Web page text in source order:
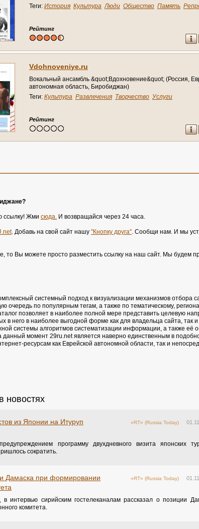
Теги: История Культура Люди Общество Память
Рейтинг
Vdohnoveniye.ru
Вокальный ансамбль &quot;Вдохновение&quot; (Россия, Ев
автономная область, Биробиджан)
Теги: Культура Развлечения Творчество Услуги
Рейтинг
ссылку! Жми сюда. И возвращайся через 24 часа.
. Добавь на свой сайт нашу "Кнопку друга". Сообщи нам. И мы
то Вы можете просто разместить ссылку на наш сайт. Мы будем
системный подход к визуализации механизмов отбора
очередь по популярным тегам, а также по тематическому,
позволяет в наиболее полной мере представить целевую
в него в наиболее выгодной форме как для владельца сайта, так
системы алгоритмов систематизации информации, а также её
данный момент 29ru.net является наверно единственным в
ресурсам как Еврейской автономной области, так и
новостях
«RT» (Russia Today)
из Японии на Итуруп
программу двухдневного визита японских
сократить.
«RT» (Russia Today)
Дамаска при формировании
сирийским гостелеканалам рассказал о позиции
комитета.